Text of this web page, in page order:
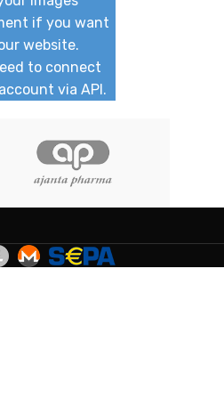
if you want
website.
to connect
via API.